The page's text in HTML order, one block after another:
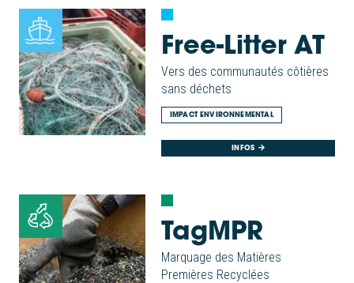
Free-Litter AT
Vers des communautés côtières
sans déchets
IMPACT ENVIRONNEMENTAL
INFOS
TagMPR
Marquage des Matières
Premières Recyclées